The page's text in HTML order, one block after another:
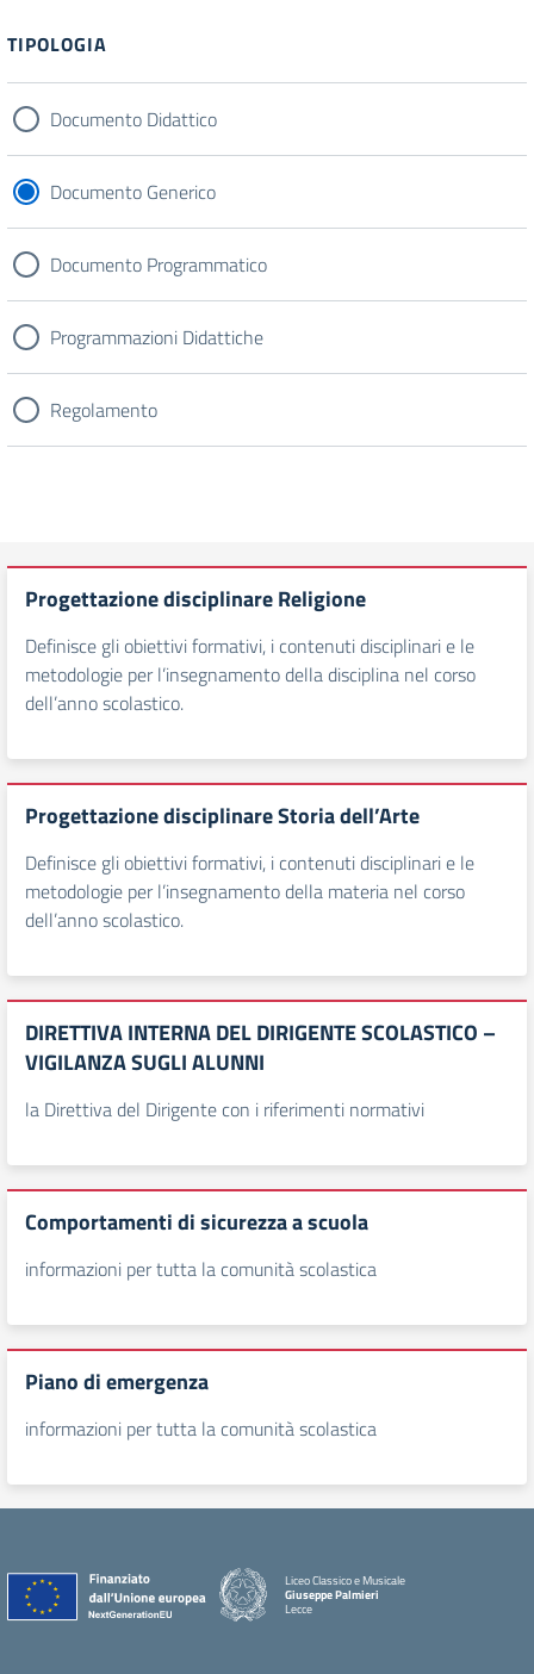
Filtri
TIPOLOGIA
Documento Didattico
Documento Generico
Documento Programmatico
Programmazioni Didattiche
Regolamento
Progettazione disciplinare Religione
Definisce gli obiettivi formativi, i contenuti disciplinari e le
metodologie per l’insegnamento della disciplina nel corso
dell’anno scolastico.
Progettazione disciplinare Storia dell’Arte
Definisce gli obiettivi formativi, i contenuti disciplinari e le
metodologie per l’insegnamento della materia nel corso
dell’anno scolastico.
DIRETTIVA INTERNA DEL DIRIGENTE SCOLASTICO –
VIGILANZA SUGLI ALUNNI
la Direttiva del Dirigente con i riferimenti normativi
Comportamenti di sicurezza a scuola
informazioni per tutta la comunità scolastica
Piano di emergenza
informazioni per tutta la comunità scolastica
Liceo Classico e Musicale
Giuseppe Palmieri
Lecce